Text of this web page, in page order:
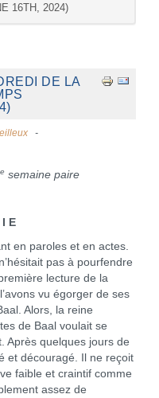
16TH, 2024)
DE LA
semaine paire
I E
paroles et en actes.
pas à pourfendre
lecture de la
vu égorger de ses
Alors, la reine
de Baal voulait se
Après quelques jours de
et découragé. Il ne reçoit
faible et craintif comme
assez de